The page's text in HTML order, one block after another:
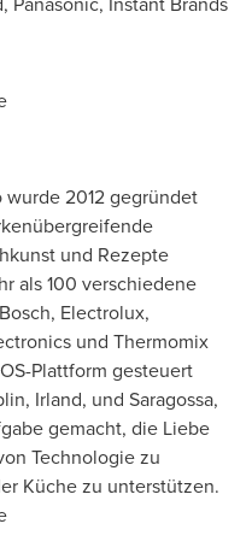
wurde 2012 gegründet
und Rezepte
als 100 verschiedene
Electrolux,
und Thermomix
Plattform gesteuert
, Irland, und Saragossa,
gemacht, die Liebe
Technologie zu
Küche zu unterstützen.